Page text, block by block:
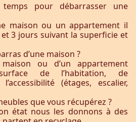
pour débarrasser une
maison ou un appartement il
3 jours suivant la superficie et
d’une maison ?
ou d’un appartement
de l’habitation, de
(étages, escalier,
que vous récupérez ?
état nous les donnons à des